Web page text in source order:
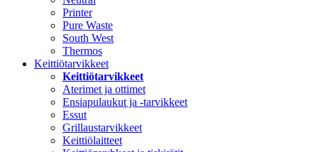
Printer
Pure Waste
South West
Thermos
Keittiötarvikkeet
Keittiötarvikkeet
Aterimet ja ottimet
Ensiapulaukut ja -tarvikkeet
Essut
Grillaustarvikkeet
Keittiölaitteet